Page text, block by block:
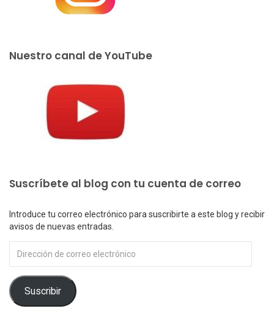
Nuestro canal de YouTube
Suscríbete al blog con tu cuenta de correo
Introduce tu correo electrónico para suscribirte a este blog y recibir
avisos de nuevas entradas.
de
electrónico
Suscribir